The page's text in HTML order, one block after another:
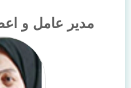
مدیر عامل و